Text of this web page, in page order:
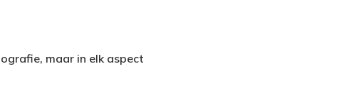
maar in elk aspect